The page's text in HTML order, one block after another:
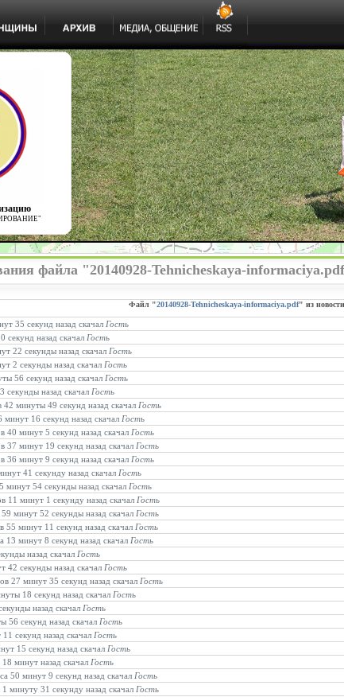
файла "20140928-Tehnicheskaya-
Файл "20140928-Tehnicheskaya-informaciya.pdf" из
35 секунд назад скачал Гость
секунд назад скачал Гость
22 секунды назад скачал Гость
2 секунды назад скачал Гость
56 секунд назад скачал Гость
секунды назад скачал Гость
минуты 49 секунд назад скачал Гость
16 секунд назад скачал Гость
40 минут 5 секунд назад скачал Гость
37 минут 19 секунд назад скачал Гость
36 минут 9 секунд назад скачал Гость
41 секунду назад скачал Гость
минут 54 секунды назад скачал Гость
11 минут 1 секунду назад скачал Гость
минут 52 секунды назад скачал Гость
55 минут 11 секунд назад скачал Гость
13 минут 8 секунд назад скачал Гость
назад скачал Гость
42 секунды назад скачал Гость
27 минут 35 секунд назад скачал Гость
18 секунд назад скачал Гость
назад скачал Гость
56 секунд назад скачал Гость
секунд назад скачал Гость
15 секунд назад скачал Гость
минут назад скачал Гость
50 минут 9 секунд назад скачал Гость
минуту 31 секунду назад скачал Гость